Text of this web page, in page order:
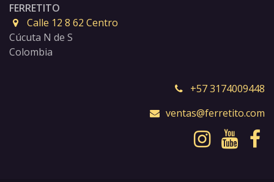
FERRETITO
Calle 12 8 62 Centro
Cúcuta N de S
Colombia
+57 3174009448
ventas@ferretito.com